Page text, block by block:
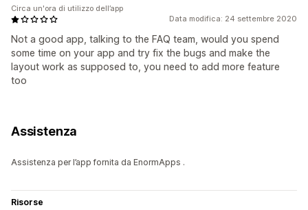
Data modifica: 24 settembre 2020
Not a good app, talking to the FAQ team, would you spend
some time on your app and try fix the bugs and make the
layout work as supposed to, you need to add more feature
too
Circa un'ora di utilizzo dell’app
Assistenza
Assistenza per l’app fornita da EnormApps .
Risorse